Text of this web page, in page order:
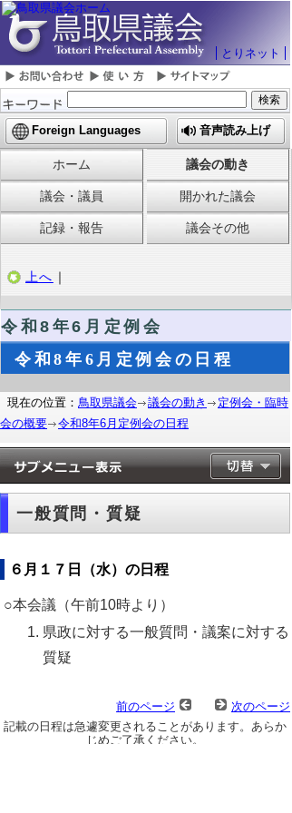
とりネット
Foreign Languages 音声読み上げ
ホーム 議会の動き
議会・議員 開かれた議会
記録・報告 議会その他
上へ ｜
令和8 年6月定例会
令和8年6月定例会の日程
現在の位置： 鳥取県議会 議会の動き
定例会・臨時
会の概要
令和8年6月定例会の日程
一般質問・質疑
６月１７日（水）の日程
○本会議（午前10時より）
県政に対する一般質問・議案に対する
質疑
前のページ
次のページ
記載の日程は急遽変更されることがあります。あらか
じめご了承ください。